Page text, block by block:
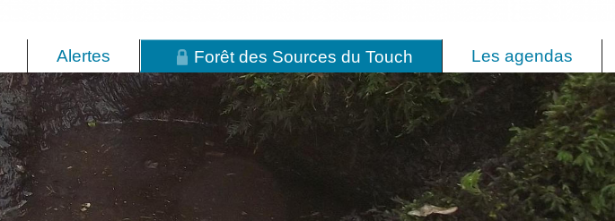
Alertes Forêt des Sources du Touch Les agendas